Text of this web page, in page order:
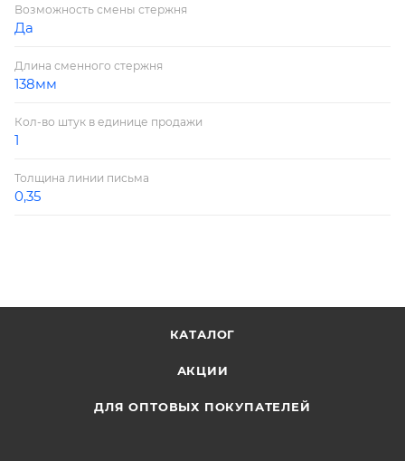
Возможность смены стержня
Да
Длина сменного стержня
138мм
Кол-во штук в единице продажи
1
Толщина линии письма
0,35
КАТАЛОГ
АКЦИИ
ДЛЯ ОПТОВЫХ ПОКУПАТЕЛЕЙ